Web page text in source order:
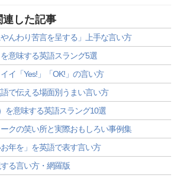
連した記事
んわり苦言を呈する」上手な言い方
意味する英語スラング5選
イ「Yes!」「OK!」の言い方
語で伝える場面別うまい言い方
を意味する英語スラング10選
クの笑い所と実際おもしろい事例集
お年を」を英語で表す言い方
る言い方・網羅版